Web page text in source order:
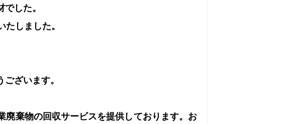
した。
しました。
ざいます。
棄物の回収サービスを提供しております。お